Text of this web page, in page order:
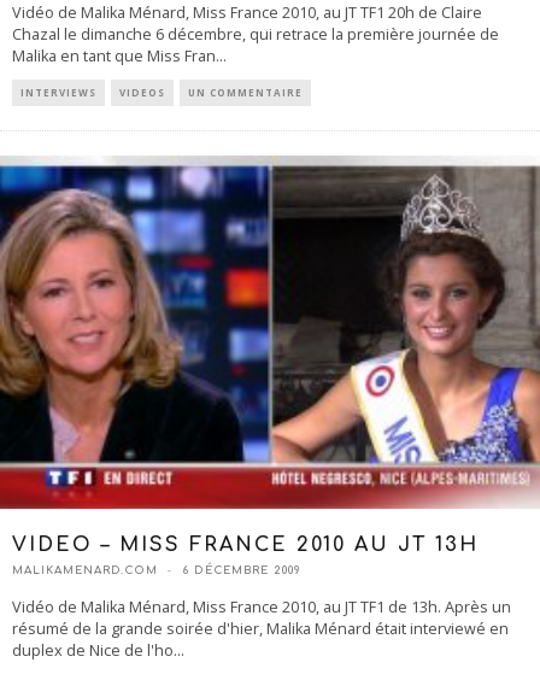
Vidéo de Malika Ménard, Miss France 2010, au JT TF1 20h de Claire
Chazal le dimanche 6 décembre, qui retrace la première journée de
Malika en tant que Miss Fran...
INTERVIEWS VIDEOS UN COMMENTAIRE
VIDEO – MISS FRANCE 2010 AU JT 13H
MALIKAMENARD.COM 6 DÉCEMBRE 2009
Vidéo de Malika Ménard, Miss France 2010, au JT TF1 de 13h. Après un
résumé de la grande soirée d'hier, Malika Ménard était interviewé en
duplex de Nice de l'ho...